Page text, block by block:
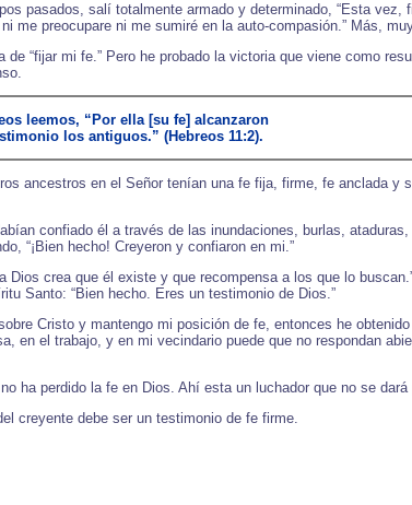
pasados, salí totalmente armado y determinado, “Esta
preocupare ni me sumiré en la auto-compasión.” Más,
“fijar mi fe.” Pero he probado la victoria que viene como
leemos, “Por ella [su fe] alcanzaron
los antiguos.” (Hebreos 11:2).
ancestros en el Señor tenían una fe fija, firme, fe anclada
confiado él a través de las inundaciones, burlas,
“¡Bien hecho! Creyeron y confiaron en mi.”
crea que él existe y que recompensa a los que lo
Santo: “Bien hecho. Eres un testimonio de Dios.”
Cristo y mantengo mi posición de fe, entonces he
en el trabajo, y en mi vecindario puede que no respondan
ha perdido la fe en Dios. Ahí esta un luchador que no se
creyente debe ser un testimonio de fe firme.